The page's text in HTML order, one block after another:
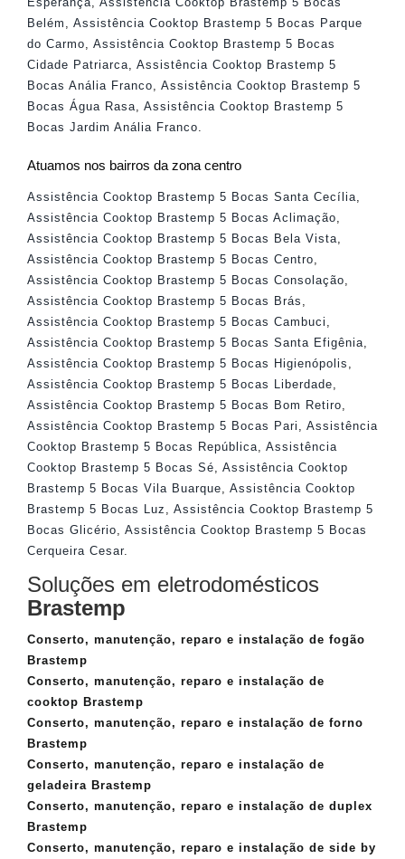
Belém , Assistência Cooktop Brastemp 5 Bocas Parque
do Carmo, Assistência Cooktop Brastemp 5 Bocas
Cidade Patriarca, Assistência Cooktop Brastemp 5
Bocas Anália Franco, Assistência Cooktop Brastemp 5
Bocas Água Rasa, Assistência Cooktop Brastemp 5
Bocas Jardim Anália Franco.
Atuamos nos bairros da zona centro
Assistência Cooktop Brastemp 5 Bocas Santa Cecília
Assistência Cooktop Brastemp 5 Bocas Aclimação
Assistência Cooktop Brastemp 5 Bocas Bela Vista
Assistência Cooktop Brastemp 5 Bocas Centro
Assistência Cooktop Brastemp 5 Bocas Consolação
Assistência Cooktop Brastemp 5 Bocas Brás
Assistência Cooktop Brastemp 5 Bocas Cambuci
Assistência Cooktop Brastemp 5 Bocas Santa Efigênia
Assistência Cooktop Brastemp 5 Bocas Higienópolis
Assistência Cooktop Brastemp 5 Bocas Liberdade
Assistência Cooktop Brastemp 5 Bocas Bom Retiro
Assistência Cooktop Brastemp 5 Bocas Pari
Assistência
Cooktop Brastemp 5 Bocas República
Assistência
Cooktop Brastemp 5 Bocas Sé
Assistência Cooktop
Brastemp 5 Bocas Vila Buarque
Assistência Cooktop
Brastemp 5 Bocas Luz
Assistência Cooktop Brastemp 5
Bocas Glicério
Assistência Cooktop Brastemp 5 Bocas
Cerqueira Cesar.
Soluções em eletrodomésticos
Brastemp
Conserto, manutenção, reparo e instalação de fogão
Brastemp
Conserto, manutenção, reparo e instalação de
cooktop Brastemp
Conserto, manutenção, reparo e instalação de forno
Brastemp
Conserto, manutenção, reparo e instalação de
geladeira Brastemp
Conserto, manutenção, reparo e instalação de duplex
Brastemp
Conserto, manutenção, reparo e instalação de side by